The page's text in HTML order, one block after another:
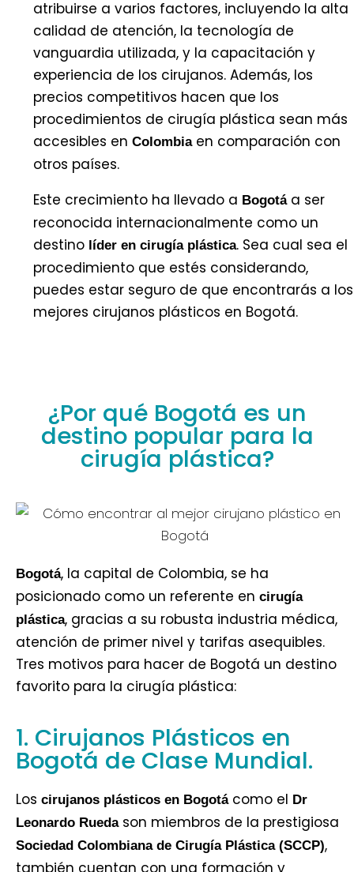
atribuirse a varios factores, incluyendo la alta
calidad de atención, la tecnología de
vanguardia utilizada, y la capacitación y
experiencia de los cirujanos. Además, los
precios competitivos hacen que los
procedimientos de cirugía plástica sean más
accesibles en Colombiaen comparación con
otros países.
Este crecimiento ha llevado a Bogotáa ser
reconocida internacionalmente como un
destino líder en cirugía plástica. Sea cual sea el
procedimiento que estés considerando,
puedes estar seguro de que encontrarás a los
mejores cirujanos plásticos en Bogotá.
¿Por qué Bogotá es un
destino popular para la
cirugía plástica?
Bogotá, la capital de Colombia, se ha
posicionado como un referente en cirugía
plástica, gracias a su robusta industria médica,
atención de primer nivel y tarifas asequibles.
Tres motivos para hacer de Bogotá un destino
favorito para la cirugía plástica:
1. Cirujanos Plásticos en
Bogotá de Clase Mundial.
Los cirujanos plásticos en Bogotácomo el Dr
Leonardo Ruedason miembros de la prestigiosa
Sociedad Colombiana de Cirugía Plástica (SCCP),